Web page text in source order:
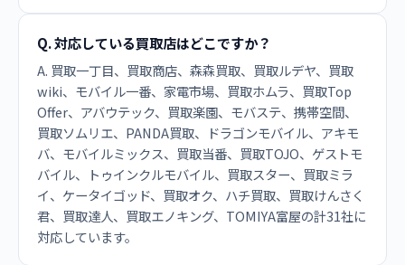
Q. 対応している買取店はどこですか？
A. 買取一丁目、買取商店、森森買取、買取ルデヤ、買取
wiki、モバイル一番、家電市場、買取ホムラ、買取Top
Offer、アバウテック、買取楽園、モバステ、携帯空間、
買取ソムリエ、PANDA買取、ドラゴンモバイル、アキモ
バ、モバイルミックス、買取当番、買取TOJO、ゲストモ
バイル、トゥインクルモバイル、買取スター、買取ミラ
イ、ケータイゴッド、買取オク、ハチ買取、買取けんさく
君、買取達人、買取エノキング、TOMIYA富屋の計31社に
対応しています。